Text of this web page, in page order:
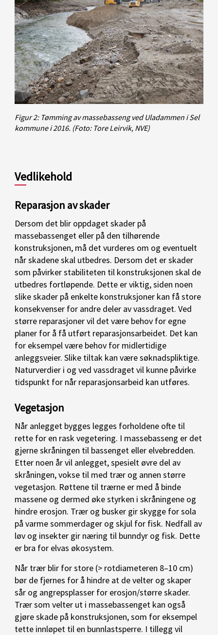
Figur 2: Tømming av massebasseng ved Uladammen i Sel
kommune i 2016. (Foto: Tore Leirvik, NVE)
Vedlikehold
Reparasjon av skader
Dersom det blir oppdaget skader på
massebassenget eller på den tilhørende
konstruksjonen, må det vurderes om og eventuelt
når skadene skal utbedres. Dersom det er skader
som påvirker stabiliteten til konstruksjonen skal de
utbedres fortløpende. Dette er viktig, siden noen
slike skader på enkelte konstruksjoner kan få store
konsekvenser for andre deler av vassdraget. Ved
større reparasjoner vil det være behov for egne
planer for å få utført reparasjonsarbeidet. Det kan
for eksempel være behov for midlertidige
anleggsveier. Slike tiltak kan være søknadspliktige.
Naturverdier i og ved vassdraget vil kunne påvirke
tidspunkt for når reparasjonsarbeid kan utføres.
Vegetasjon
Når anlegget bygges legges forholdene ofte til
rette for en rask vegetering. I massebasseng er det
gjerne skråningen til bassenget eller elvebredden.
Etter noen år vil anlegget, spesielt øvre del av
skråningen, vokse til med trær og annen større
vegetasjon. Røttene til trærne er med å binde
massene og dermed øke styrken i skråningene og
hindre erosjon. Trær og busker gir skygge for sola
på varme sommerdager og skjul for fisk. Nedfall av
løv og insekter gir næring til bunndyr og fisk. Dette
er bra for elvas økosystem.
Når trær blir for store (> rotdiameteren 8–10 cm)
bør de fjernes for å hindre at de velter og skaper
sår og angrepsplasser for erosjon/større skader.
Trær som velter ut i massebassenget kan også
gjøre skade på konstruksjonen, som for eksempel
tette innløpet til en bunnlastsperre. I tillegg vil